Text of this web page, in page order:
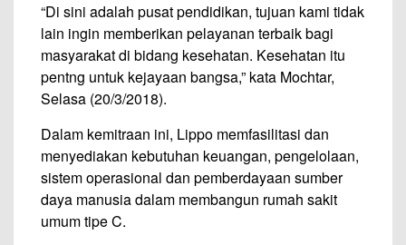
“Di sini adalah pusat pendidikan, tujuan kami tidak
lain ingin memberikan pelayanan terbaik bagi
masyarakat di bidang kesehatan. Kesehatan itu
pentng untuk kejayaan bangsa,” kata Mochtar,
Selasa (20/3/2018).
Dalam kemitraan ini, Lippo memfasilitasi dan
menyediakan kebutuhan keuangan, pengelolaan,
sistem operasional dan pemberdayaan sumber
daya manusia dalam membangun rumah sakit
umum tipe C.